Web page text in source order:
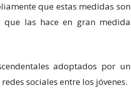
que estas medidas son
que las hace en gran medida
adoptados por un
sociales entre los jóvenes.